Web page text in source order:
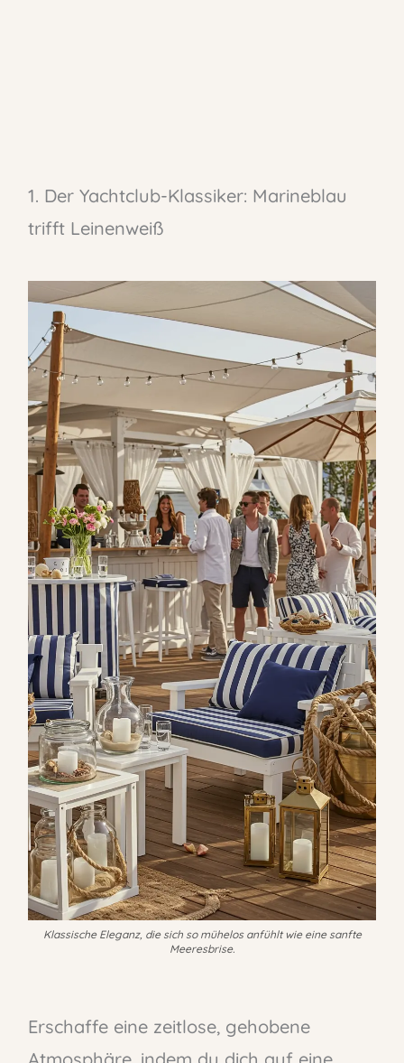
1. Der Yachtclub-Klassiker: Marineblau
trifft Leinenweiß
Klassische Eleganz, die sich so mühelos anfühlt wie eine sanfte
Meeresbrise.
Erschaffe eine zeitlose, gehobene